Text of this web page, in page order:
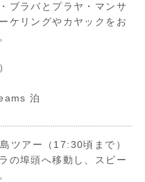
ブラバとプラヤ・マンサ
ケリングやカヤックをお
泊
ツアー（17:30頃まで）
の埠頭へ移動し、スピー